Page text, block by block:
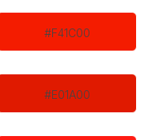
#F41C00
#E01A00